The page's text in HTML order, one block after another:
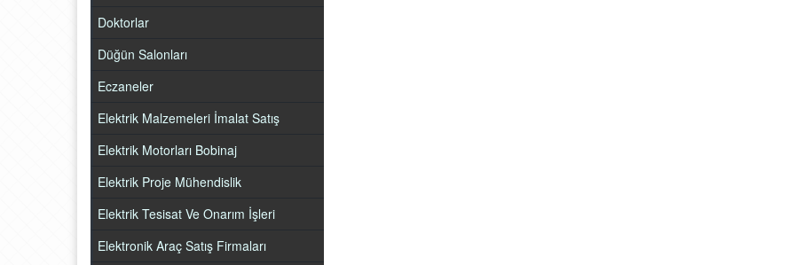
Doktorlar
Düğün Salonları
Eczaneler
Elektrik Malzemeleri İmalat Satış
Elektrik Motorları Bobinaj
Elektrik Proje Mühendislik
Elektrik Tesisat Ve Onarım İşleri
Elektronik Araç Satış Firmaları